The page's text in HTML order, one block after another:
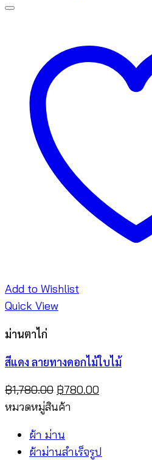
Add to Wishlist
Quick View
ม่านตาไก่
สีแดง ลายทางดอกไม้ใบไม้
฿1,780.00 Original
price
฿1,780.00.
฿780.00
หมวดหมู่สินค้า
ผ้า ม่าน
ผ้าม่านสำเร็จรูป